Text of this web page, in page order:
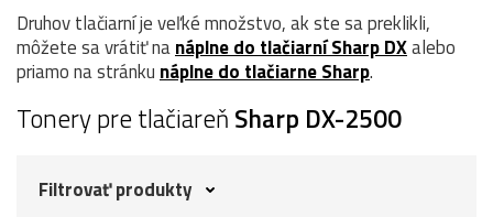
Druhov tlačiarní je veľké množstvo, ak ste sa preklikli,
môžete sa vrátiť nanáplne do tlačiarní Sharp DXalebo
priamo na stránku náplne do tlačiarne Sharp.
Tonery pre tlačiareň Sharp DX-2500
Filtrovať produkty